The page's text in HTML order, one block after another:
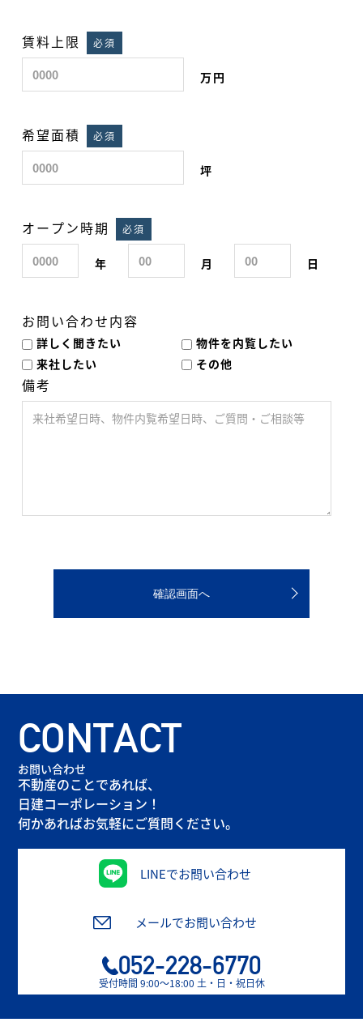
賃料上限 必須
万円
希望面積 必須
坪
オープン時期 必須
年 月 日
お問い合わせ内容
詳しく聞きたい
物件を内覧したい
来社したい
その他
備考
CONTACT
お問い合わせ
不動産のことであれば、
日建コーポレーション！
何かあればお気軽にご質問ください。
LINEでお問い合わせ
メールでお問い合わせ
052-228-6770
受付時間 9:00〜18:00 土・日・祝日休